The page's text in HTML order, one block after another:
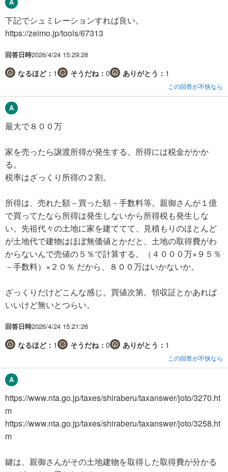
下記でシュミレーションすれば良い。
https://zeimo.jp/tools/67313
回答日時2026/4/24 15:29:28
なるほど： 1 そうだね： 0 ありがとう： 1
この回答が不快なら
最大で８００万
家を売ったら譲渡所得が発生する。所得には税金がかか
る。
税率はざっくり所得の２割。
所得は、売れた額－買った額－手数料等。親御さんが１億
で買ってたなら所得は発生しないから所得税も発生しな
い。先祖代々の土地に家を建ててて、見積もりのほとんど
が土地代で建物はほぼ無価値とかだと、土地の取得費がわ
からないんで売値の５％で計算する。（４０００万×９５％
－手数料）×２０％ だから、８００万はいかないか。
ざっくりだけどこんな感じ。買値次第。領収証とかあれば
いいけど無いとつらい。
回答日時2026/4/24 15:21:26
なるほど： 1 そうだね： 0 ありがとう： 1
この回答が不快なら
https://www.nta.go.jp/taxes/shiraberu/taxanswer/joto/3270.ht
m
https://www.nta.go.jp/taxes/shiraberu/taxanswer/joto/3258.ht
m
鍵は、親御さんがその土地建物を取得した取得費が分かる